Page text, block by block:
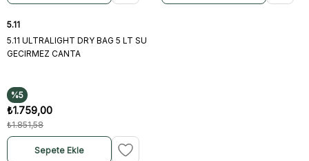
5.11
5.11 ULTRALIGHT DRY BAG 5 LT SU
GECIRMEZ CANTA
%5
₺1.759,00
₺1.851,58
Sepete Ekle